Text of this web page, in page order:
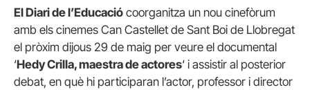
El Diari de l’Educació coorganitza un nou cinefòrum
amb els cinemes Can Castellet de Sant Boi de Llobregat
el pròxim dijous 29 de maig per veure el documental
‘Hedy Crilla, maestra de actores‘ i assistir al posterior
debat, en què hi participaran l’actor, professor i director